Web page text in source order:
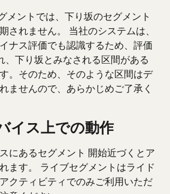
メントでは、下り坂のセグメント
されません。 当社のシステムは、
ナス評価でも認識するため、評価
、下り坂とみなされる区間がある
。そのため、そのような区間はデ
ませんので、あらかじめご了承く
イス上での動作
にあるセグメント 開始近づくとア
ます。 ライブセグメントはライド
クティビティでのみご利用いただ